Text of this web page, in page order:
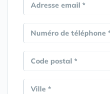
Adresse email *
Numéro de téléphone
Code postal *
Ville *